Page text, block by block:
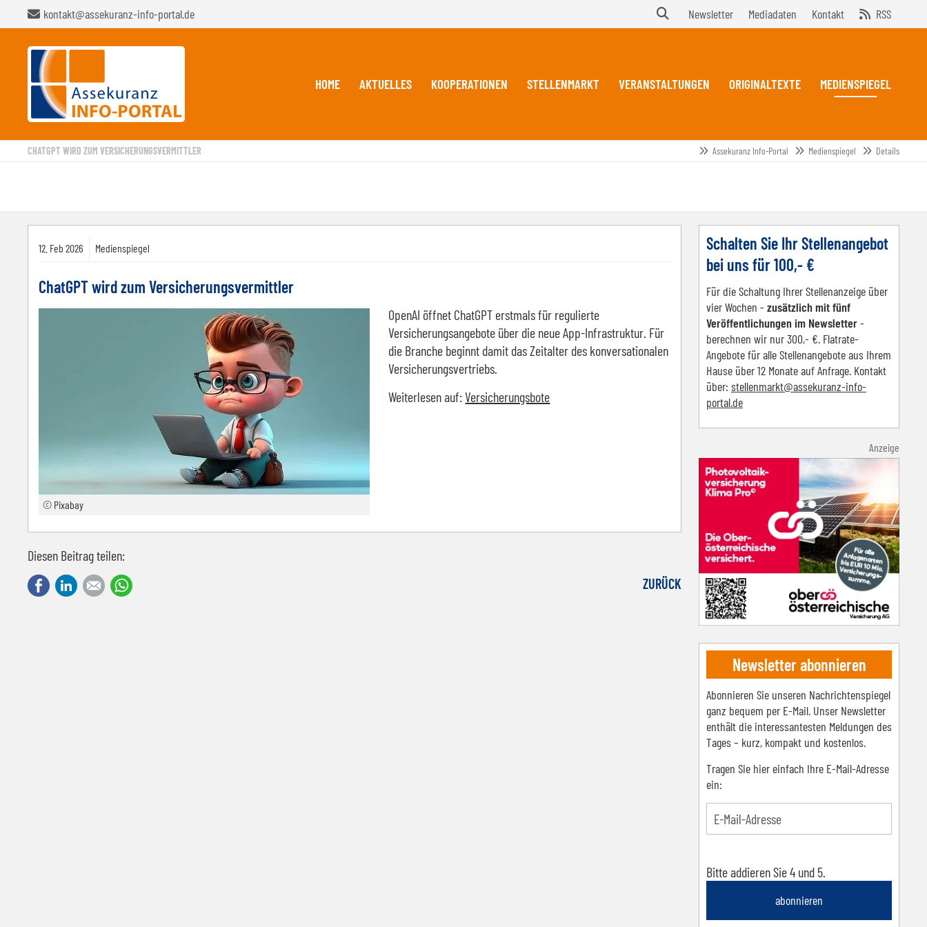
kontakt@assekuranz-info-portal.de Newsletter Mediadaten Kontakt RSS
HOME AKTUELLES KOOPERATIONEN STELLENMARKT VERANSTALTUNGEN ORIGINALTEXTE MEDIENSPIEGEL
CHATGPT WIRD ZUM VERSICHERUNGSVERMITTLER Assekuranz Info-Portal Medienspiegel Details
12. Feb 2026 Medienspiegel
ChatGPT wird zum Versicherungsvermittler
© Pixabay
OpenAI öffnet ChatGPT erstmals für regulierte
Versicherungsangebote über die neue App-Infrastruktur. Für
die Branche beginnt damit das Zeitalter des konversationalen
Versicherungsvertriebs.
Weiterlesen auf:Versicherungsbote
Diesen Beitrag teilen:
FacebookLinkedInE-mail ZURÜCK
Schalten Sie Ihr Stellenangebot
bei uns für 100,- €
Für die Schaltung Ihrer Stellenanzeige über
vier Wochen - zusätzlich mit fünf
Veröffentlichungen im Newsletter-
berechnen wir nur 300,- €. Flatrate-
Angebote für alle Stellenangebote aus Ihrem
Hause über 12 Monate auf Anfrage. Kontakt
über: stellenmarkt@assekuranz-info-
portal.de
Anzeige
Newsletter abonnieren
Abonnieren Sie unseren Nachrichtenspiegel
ganz bequem per E-Mail. Unser Newsletter
enthält die interessantesten Meldungen des
Tages – kurz, kompakt und kostenlos.
Tragen Sie hier einfach Ihre E-Mail-Adresse
ein:
Bitte addieren Sie 4 und 5.
abonnieren